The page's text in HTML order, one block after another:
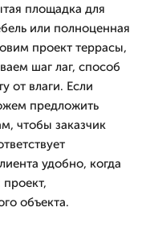
площадка для
или полноценная
проект террасы,
шаг лаг, способ
от влаги. Если
предложить
чтобы заказчик
удобно, когда
объекта.